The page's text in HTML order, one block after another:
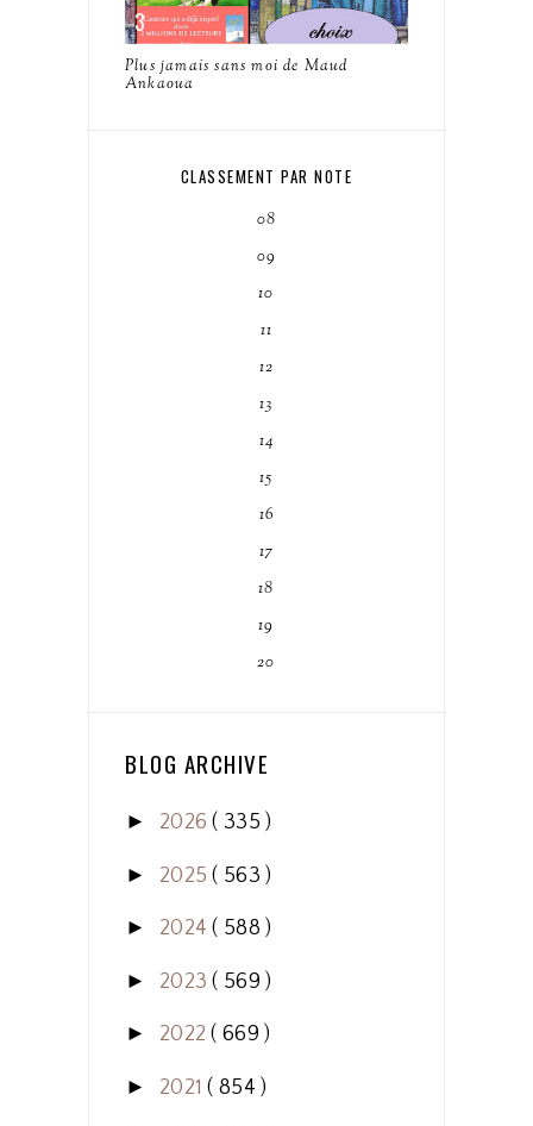
Plus jamais sans moi de Maud
Ankaoua
CLASSEMENT PAR NOTE
08
09
10
11
12
13
14
15
16
17
18
19
20
BLOG ARCHIVE
► 2026( 335 )
► 2025( 563 )
► 2024( 588 )
► 2023( 569 )
► 2022( 669 )
► 2021( 854 )